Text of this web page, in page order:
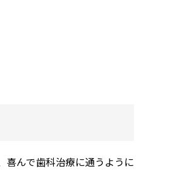
喜んで歯科治療に通うように